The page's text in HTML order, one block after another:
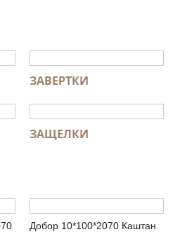
ЗАВЕРТКИ
ЗАЩЕЛКИ
Добор 10*100*2070 Каштан